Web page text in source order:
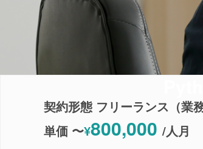
契約形態 フリーランス（業
単価 〜¥800,000 /人月